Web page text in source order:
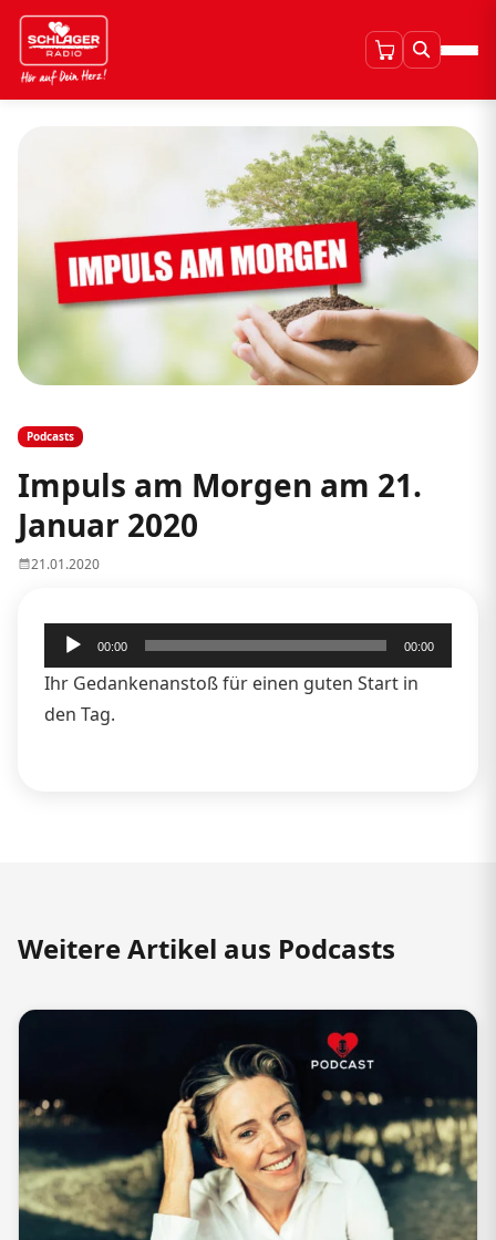
Podcasts
Impuls am Morgen am 21.
Januar 2020
21.01.2020
Audio-
Player
00:00 00:00
Ihr Gedankenanstoß für einen guten Start in
den Tag.
Weitere Artikel aus Podcasts